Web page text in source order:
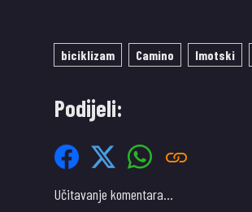
biciklizam Camino Imotski
Podijeli:
Učitavanje komentara…